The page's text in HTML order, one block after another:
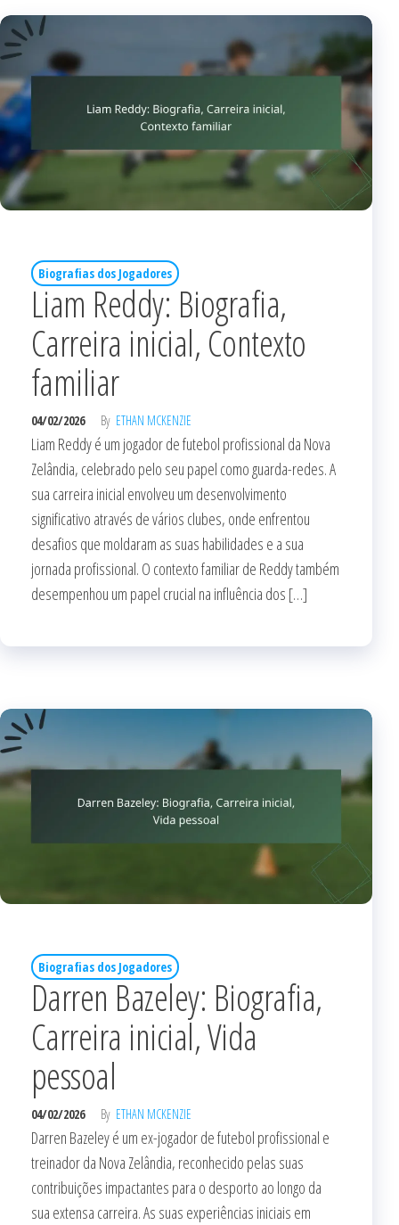
Biografias dos Jogadores
Liam Reddy: Biografia,
Carreira inicial, Contexto
familiar
04/02/2026 By ETHAN MCKENZIE
Liam Reddy é um jogador de futebol profissional da Nova
Zelândia, celebrado pelo seu papel como guarda-redes. A
sua carreira inicial envolveu um desenvolvimento
significativo através de vários clubes, onde enfrentou
desafios que moldaram as suas habilidades e a sua
jornada profissional. O contexto familiar de Reddy também
desempenhou um papel crucial na influência dos […]
Biografias dos Jogadores
Darren Bazeley: Biografia,
Carreira inicial, Vida
pessoal
04/02/2026 By ETHAN MCKENZIE
Darren Bazeley é um ex-jogador de futebol profissional e
treinador da Nova Zelândia, reconhecido pelas suas
contribuições impactantes para o desporto ao longo da
sua extensa carreira. As suas experiências iniciais em